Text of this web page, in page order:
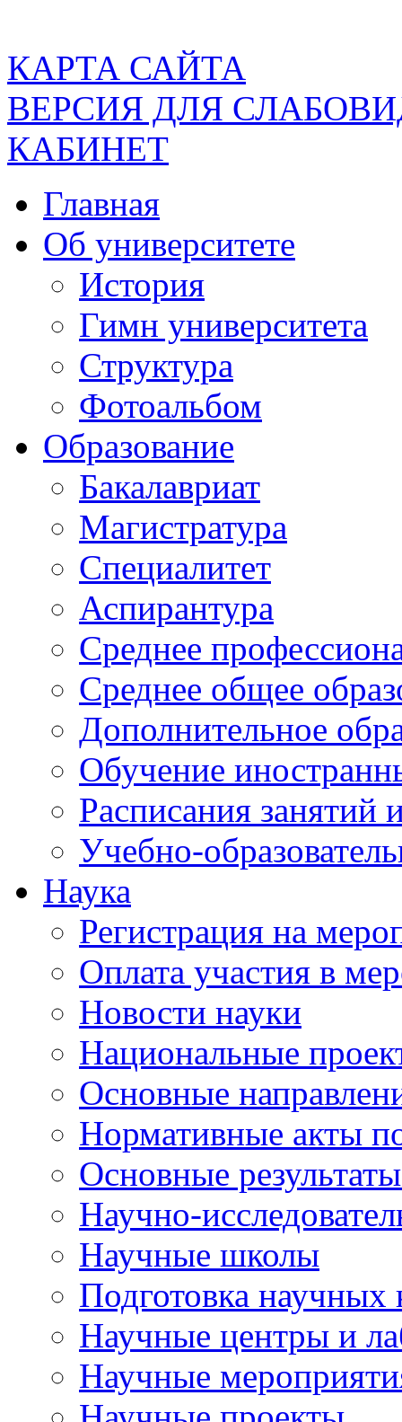
КАРТА САЙТА
ВЕРСИЯ ДЛЯ
КАБИНЕТ
Главная
Об университете
История
Гимн университета
Структура
Фотоальбом
Образование
Бакалавриат
Магистратура
Специалитет
Аспирантура
Среднее
Среднее общее
Дополнительное
Обучение
Расписания занятий
Учебно-
Наука
Регистрация на
Оплата участия в
Новости науки
Национальные
Основные
Нормативные акты
Основные
Научно-
Научные школы
Подготовка научных
Научные центры и
Научные